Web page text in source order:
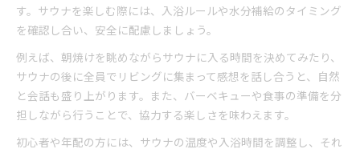
す。サウナを楽しむ際には、入浴ルールや水分補給のタイミング
を確認し合い、安全に配慮しましょう。
例えば、朝焼けを眺めながらサウナに入る時間を決めてみたり、
サウナの後に全員でリビングに集まって感想を話し合うと、自然
と会話も盛り上がります。また、バーベキューや食事の準備を分
担しながら行うことで、協力する楽しさを味わえます。
初心者や年配の方には、サウナの温度や入浴時間を調整し、それ